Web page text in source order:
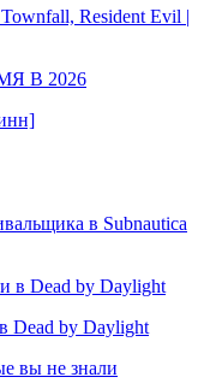
Resident Evil |
В 2026
в Subnautica
в Dead by Daylight
Dead by Daylight
вы не знали